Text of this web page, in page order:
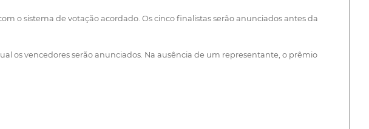
o sistema de votação acordado. Os cinco finalistas serão anunciados antes da
os vencedores serão anunciados. Na ausência de um representante, o prêmio